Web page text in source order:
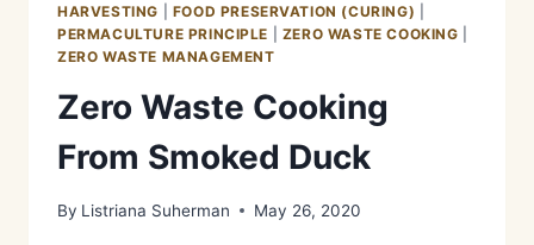
HARVESTING
FOOD PRESERVATION (CURING)
PERMACULTURE PRINCIPLE
ZERO WASTE COOKING
ZERO WASTE MANAGEMENT
Zero Waste Cooking
From Smoked Duck
By Listriana Suherman May 26, 2020